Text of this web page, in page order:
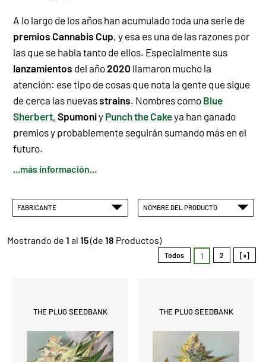
A lo largo de los años han acumulado toda una serie de
premios Cannabis Cup, y esa es una de las razones por
las que se habla tanto de ellos. Especialmente sus
lanzamientos del año2020 llamaron mucho la
atención: ese tipo de cosas que nota la gente que sigue
de cerca las nuevasstrains. Nombres como Blue
Sherbert, Spumoniy Punch the Cakeya han ganado
premios y probablemente seguirán sumando más en el
futuro.
...más información...
FABRICANTE NOMBRE DEL PRODUCTO
Mostrando de 1 al 15(de 18 Productos)
Todos 1 2 [»]
THE PLUG SEEDBANK THE PLUG SEEDBANK